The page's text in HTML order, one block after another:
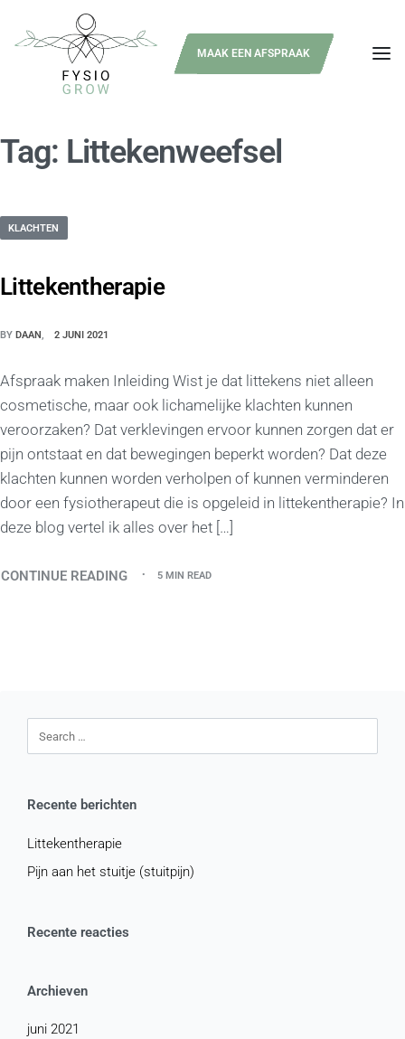
MAAK EEN AFSPRAAK
Tag: Littekenweefsel
KLACHTEN
Littekentherapie
BY DAAN 2 JUNI 2021
Afspraak maken Inleiding Wist je dat littekens niet alleen
cosmetische, maar ook lichamelijke klachten kunnen
veroorzaken? Dat verklevingen ervoor kunnen zorgen dat er
pijn ontstaat en dat bewegingen beperkt worden? Dat deze
klachten kunnen worden verholpen of kunnen verminderen
door een fysiotherapeut die is opgeleid in littekentherapie? In
deze blog vertel ik alles over het […]
CONTINUE READING 5 MIN READ
Recente berichten
Littekentherapie
Pijn aan het stuitje (stuitpijn)
Recente reacties
Archieven
juni 2021